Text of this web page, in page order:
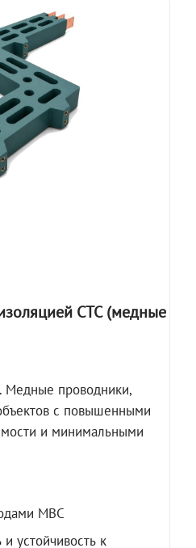
СТС (медные
Медные проводники,
с повышенными
и минимальными
МВС
устойчивость к